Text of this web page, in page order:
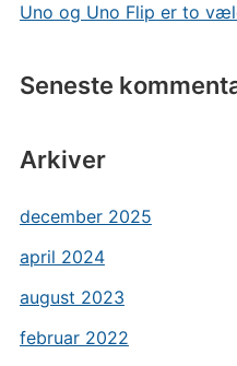
Uno og Uno Flip er to
Seneste
Arkiver
december 2025
april 2024
august 2023
februar 2022